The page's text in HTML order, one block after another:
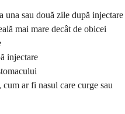
una sau două zile după injectare
mai mare decât de obicei
injectare
ar fi nasul care curge sau